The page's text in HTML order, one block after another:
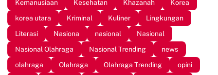
Kemanusiaan
Kesehatan Khazanah
Korea
korea utara
Kriminal Kuliner
Lingkungan
Literasi
Nasiona nasional
Nasional
Nasional Olahraga
Nasional Trending
news
olahraga
Olahraga Olahraga Trending
opini